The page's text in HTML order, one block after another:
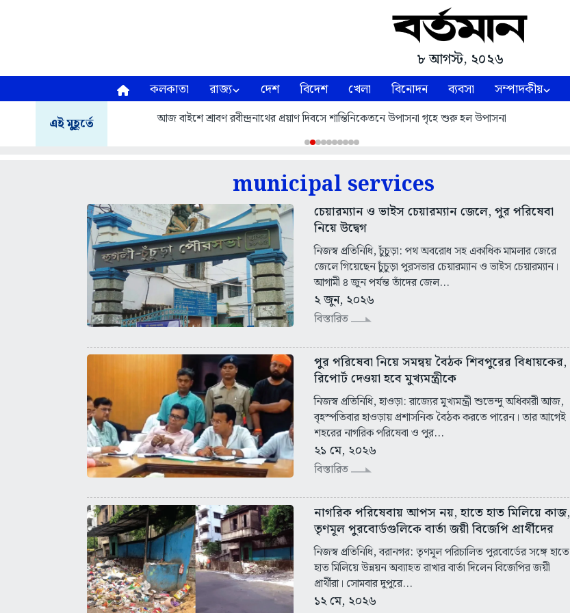
৮ আগস্ট, ২০২৬
কলকাতা রাজ্য দেশ বিদেশ খেলা বিনোদন ব্যবসা সম্পাদকীয়
এই মুহূর্তে আজ বাইশে শ্রাবণ রবীন্দ্রনাথের প্রয়াণ দিবসে শান্তিনিকেতনে উপাসনা গৃহে শুরু হল উপাসনা
municipal services
চেয়ারম্যান ও ভাইস চেয়ারম্যান জেলে, পুর পরিষেবা
নিয়ে উদ্বেগ
নিজস্ব প্রতিনিধি, চুঁচুড়া: পথ অবরোধ সহ একাধিক মামলার জেরে
জেলে গিয়েছেন চুঁচুড়া পুরসভার চেয়ারম্যান ও ভাইস চেয়ারম্যান।
আগামী ৪ জুন পর্যন্ত তাঁদের জেল...
২ জুন, ২০২৬
বিস্তারিত
পুর পরিষেবা নিয়ে সমন্বয় বৈঠক শিবপুরের বিধায়কের,
রিপোর্ট দেওয়া হবে মুখ্যমন্ত্রীকে
নিজস্ব প্রতিনিধি, হাওড়া: রাজ্যের মুখ্যমন্ত্রী শুভেন্দু অধিকারী আজ,
বৃহস্পতিবার হাওড়ায় প্রশাসনিক বৈঠক করতে পারেন। তার আগেই
শহরের নাগরিক পরিষেবা ও পুর...
২১ মে, ২০২৬
বিস্তারিত
নাগরিক পরিষেবায় আপস নয়, হাতে হাত মিলিয়ে কাজ,
তৃণমূল পুরবোর্ডগুলিকে বার্তা জয়ী বিজেপি প্রার্থীদের
নিজস্ব প্রতিনিধি, বরানগর: তৃণমূল পরিচালিত পুরবোর্ডের সঙ্গে হাতে
হাত মিলিয়ে উন্নয়ন অব্যাহত রাখার বার্তা দিলেন বিজেপির জয়ী
প্রার্থীরা। সোমবার দুপুরে...
১২ মে, ২০২৬